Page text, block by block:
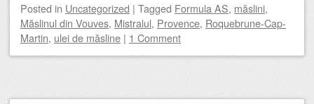
Posted in Uncategorized | Tagged Formula AS, măslini,
Măslinul din Vouves, Mistralul, Provence, Roquebrune-Cap-
Martin, ulei de măsline | 1 Comment